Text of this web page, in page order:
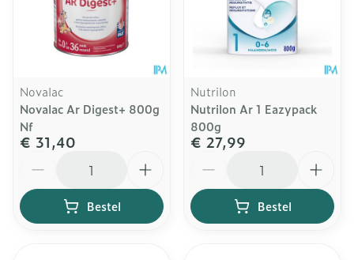
Novalac
Novalac Ar Digest+ 800g
Nf
€ 31,40
Bestel
Nutrilon
Nutrilon Ar 1 Eazypack
800g
€ 27,99
Bestel